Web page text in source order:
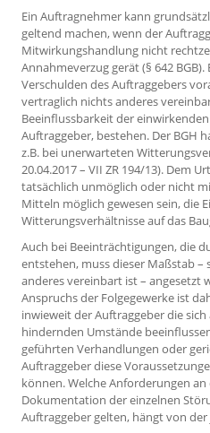
Ein Auftragnehmer kann
geltend machen, wenn der
Mitwirkungshandlung nicht
Annahmeverzug gerät (§ 642
Verschulden des Auftraggebers
vertraglich nichts anderes
Beeinflussbarkeit der
Auftraggeber, bestehen. Der BGH
z.B. bei unerwarteten
20.04.2017 – VII ZR 194/13). Dem
tatsächlich unmöglich oder nicht
Mitteln möglich gewesen sein, die
Witterungsverhältnisse auf das
Auch bei Beeinträchtigungen, die
entstehen, muss dieser Maßstab
anderes vereinbart ist – angesetzt
Anspruchs der Folgegewerke ist
inwieweit der Auftraggeber die
hindernden Umstände
geführten Verhandlungen oder
Auftraggeber diese
können. Welche Anforderungen
Dokumentation der einzelnen
Auftraggeber gelten, hängt von der